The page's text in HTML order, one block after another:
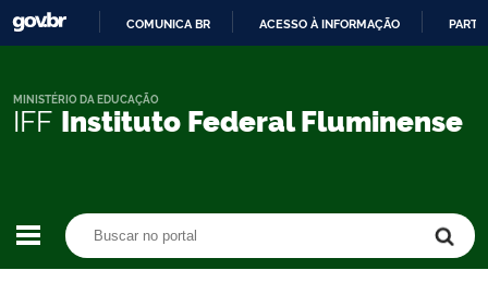
CONTEÚDO
COMUNICA BR ACESSO À INFORMAÇÃO
IFF Instituto Federal Fluminense
MINISTÉRIO DA EDUCAÇÃO